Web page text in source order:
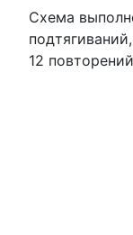
Схема
12